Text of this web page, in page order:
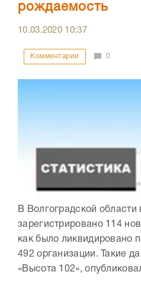
рождаемость
10.03.2020 10:37
Комментарии 0
В Волгоградской области
зарегистрировано 114
как было ликвидировано
492 организации. Такие
«Высота 102»,